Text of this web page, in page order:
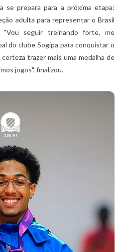
se prepara para a próxima etapa:
adulta para representar o Brasil
seguir treinando forte, me
do clube Sogipa para conquistar o
trazer mais uma medalha de
jogos", finalizou.